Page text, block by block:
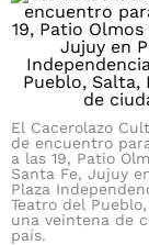
El Cacerolazo
de encuentro
a las 19, Patio
Santa Fe, Jujuy
Plaza
Teatro del
una veintena de
país.